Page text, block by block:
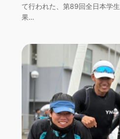
て行われた、第89回全日本学
果…